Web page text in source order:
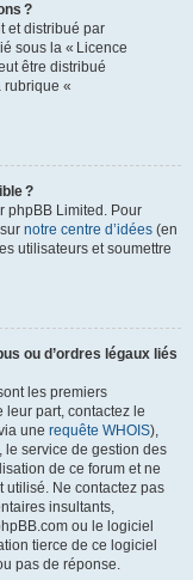
?
et distribué par
sous la « Licence
être distribué
rubrique «
?
phpBB Limited. Pour
notre centre d’idées (en
utilisateurs et soumettre
ou d’ordres légaux liés
les premiers
part, contactez le
une requête WHOIS),
le service de gestion des
de ce forum et ne
utilisé. Ne contactez pas
insultants,
ou le logiciel
tierce de ce logiciel
pas de réponse.